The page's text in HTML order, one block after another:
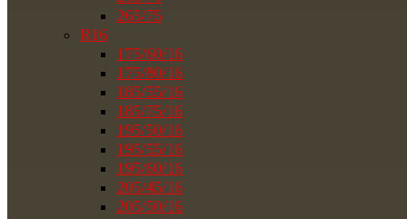
265/75
R16
175/60/16
175/80/16
185/55/16
185/75/16
195/50/16
195/55/16
195/60/16
205/45/16
205/50/16